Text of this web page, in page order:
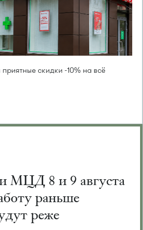
скидки -10% на всё
МЦД 8 и 9 августа
раньше
реже